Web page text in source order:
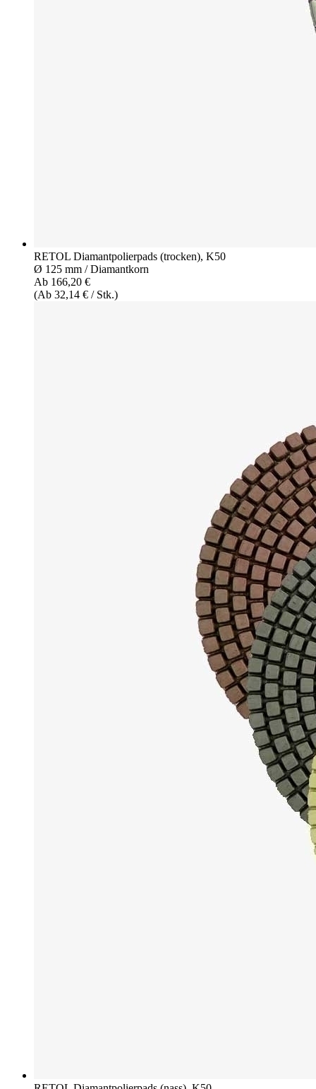
RETOL Diamantpolierpads (trocken), K50
Ø 125 mm / Diamantkorn
Ab 166,20 €
(Ab 32,14 € / Stk.)